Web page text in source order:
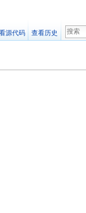
源代码 查看历史